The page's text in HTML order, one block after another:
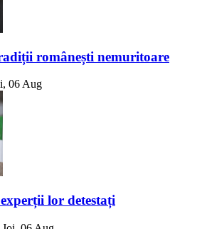
românești nemuritoare
06 Aug
lor detestați